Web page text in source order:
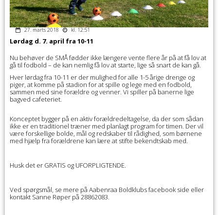
27. marts 2018 kl. 12:51
Lørdag d. 7. april fra 10-11
Nu behøver de SMÅ fødder ikke længere vente flere år på at få lov at
gå til fodbold – de kan nemlig få lov at starte, lige så snart de kan gå.
Hver lørdag fra 10-11 er der mulighed for alle 1-5 årige drenge og
piger, at komme på stadion for at spille og lege med en fodbold,
sammen med sine forældre og venner. Vi spiller på banerne lige
bagved cafeteriet.
Konceptet bygger på en aktiv forældredeltagelse, da der som sådan
ikke er en traditionel træner med planlagt program for timen. Der vil
være forskellige bolde, mål og redskaber til rådighed, som børnene
med hjælp fra forældrene kan lære at stifte bekendtskab med.
Husk det er GRATIS og UFORPLIGTENDE.
Ved spørgsmål, se mere på Aabenraa Boldklubs facebook side eller
kontakt Sanne Røper på 28862083.